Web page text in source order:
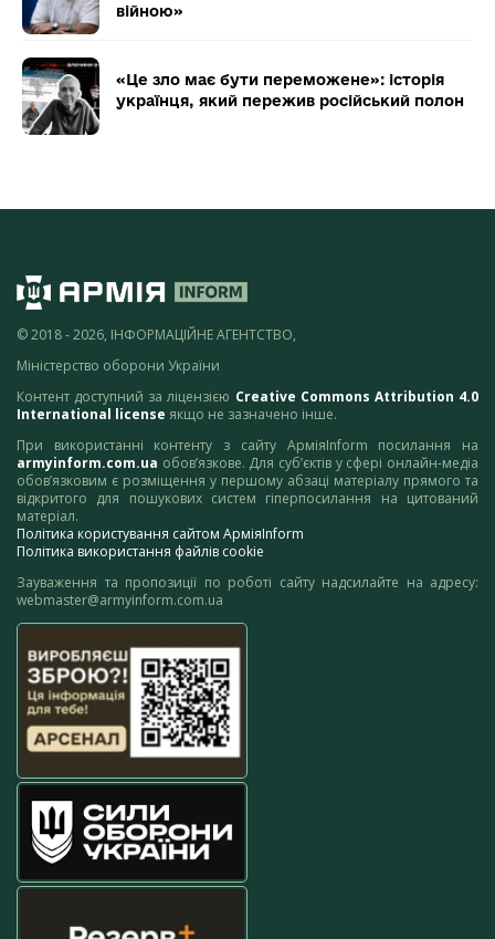
війною»
«Це зло має бути переможене»: історія
українця, який пережив російський полон
© 2018 - 2026, ІНФОРМАЦІЙНЕ АГЕНТСТВО,
Міністерство оборони України
Контент доступний за ліцензією Creative Commons Attribution 4.0
International license якщо не зазначено інше.
При використанні контенту з сайту АрміяInform посилання на
armyinform.com.ua обов’язкове. Для суб’єктів у сфері онлайн-медіа
обов’язковим є розміщення у першому абзаці матеріалу прямого та
відкритого для пошукових систем гіперпосилання на цитований
матеріал.
Політика користування сайтом АрміяInform
Політика використання файлів cookie
Зауваження та пропозиції по роботі сайту надсилайте на адресу:
webmaster@armyinform.com.ua